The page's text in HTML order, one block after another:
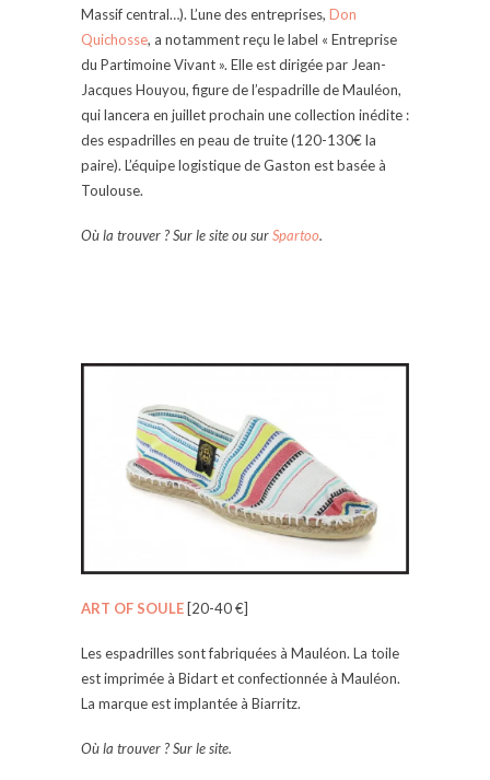
Massif central…). L’une des entreprises, Don
Quichosse, a notamment reçu le label « Entreprise
du Partimoine Vivant ». Elle est dirigée par Jean-
Jacques Houyou, figure de l’espadrille de Mauléon,
qui lancera en juillet prochain une collection inédite :
des espadrilles en peau de truite (120-130€ la
paire). L’équipe logistique de Gaston est basée à
Toulouse.
Où la trouver ? Sur le site ou surSpartoo.
ART OF SOULE [20-40 €]
Les espadrilles sont fabriquées à Mauléon. La toile
est imprimée à Bidart et confectionnée à Mauléon.
La marque est implantée à Biarritz.
Où la trouver ? Sur le site.